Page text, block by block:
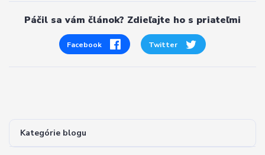
Kategórie blogu
Páčil sa vám článok? Zdieľajte ho s priateľmi
Facebook Twitter